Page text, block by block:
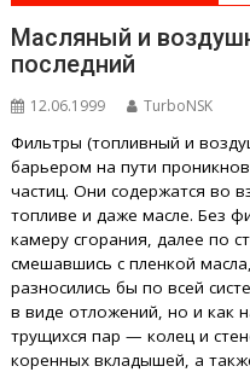
Масляный и
последний
12.06.1999 TurboNSK
Фильтры (топливный и
барьером на пути
частиц. Они содержатся во
топливе и даже масле. Без
камеру сгорания, далее по
смешавшись с пленкой
разносились бы по всей
в виде отложений, но и как
трущихся пар — колец и
коренных вкладышей, а